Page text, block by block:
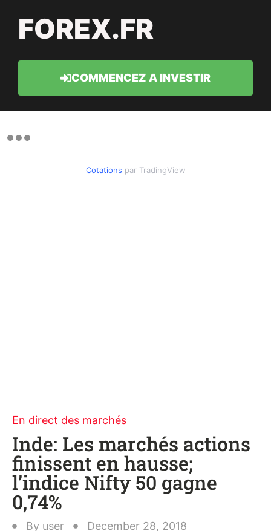
FOREX.FR
COMMENCEZ A INVESTIR
Cotations par TradingView
En direct des marchés
Inde: Les marchés actions
finissent en hausse;
l’indice Nifty 50 gagne
0,74%
By user December 28, 2018